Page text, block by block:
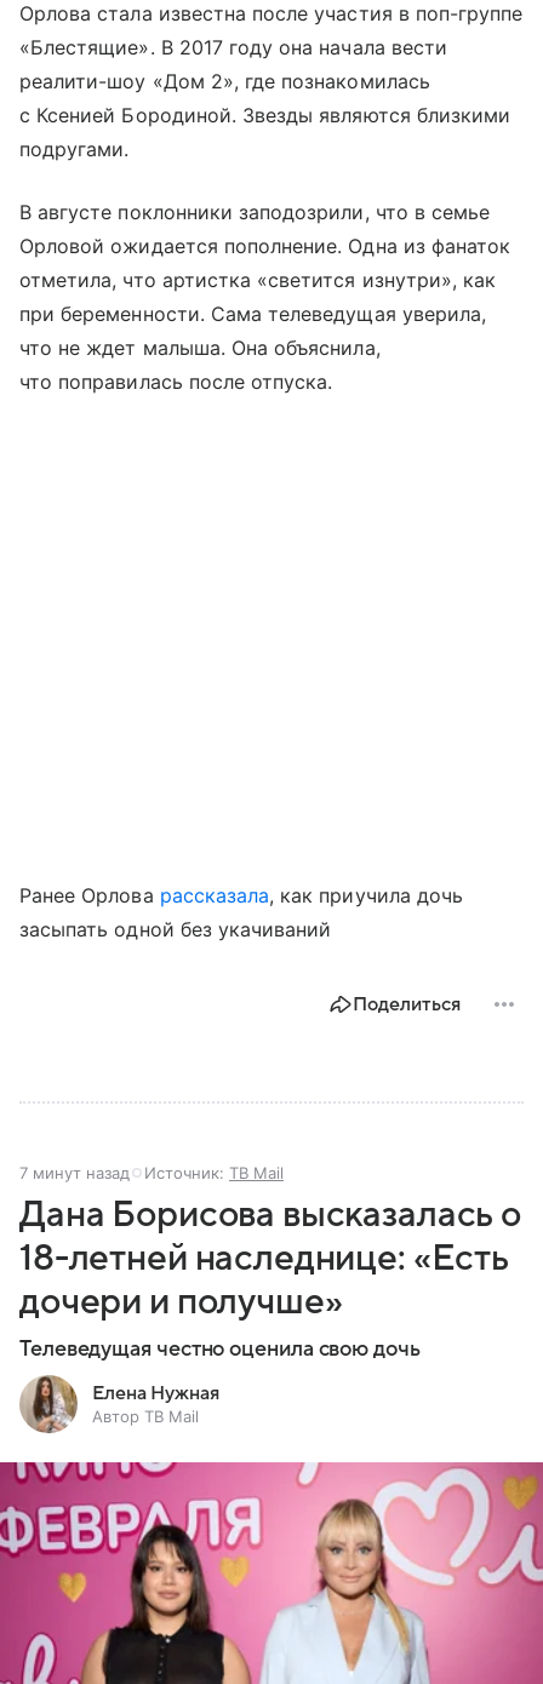
Орлова стала известна после участия в поп-группе
«Блестящие». В 2017 году она начала вести
реалити-шоу «Дом 2», где познакомилась
с Ксенией Бородиной. Звезды являются близкими
подругами.
В августе поклонники заподозрили, что в семье
Орловой ожидается пополнение. Одна из фанаток
отметила, что артистка «светится изнутри», как
при беременности. Сама телеведущая уверила,
что не ждет малыша. Она объяснила,
что поправилась после отпуска.
Ранее Орлова рассказала, как приучила дочь
засыпать одной без укачиваний
Поделиться
7 минут назад Источник: ТВ Mail
Дана Борисова высказалась о
18-летней наследнице: «Есть
дочери и получше»
Телеведущая честно оценила свою дочь
Елена Нужная
Автор ТВ Mail